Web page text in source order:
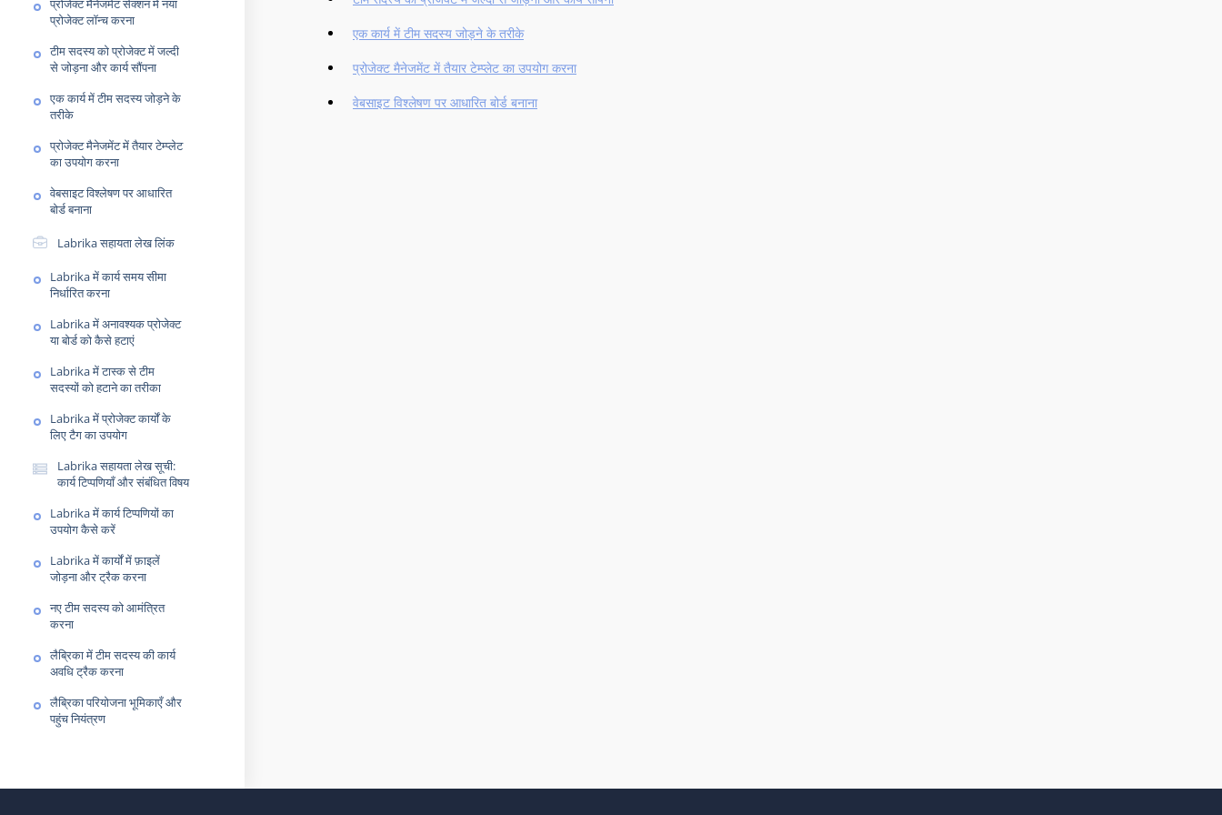
प्रोजेक्ट मैनेजमेंट सेक्शन में नया
प्रोजेक्ट लॉन्च करना
टीम सदस्य को प्रोजेक्ट में जल्दी
से जोड़ना और कार्य सौंपना
एक कार्य में टीम सदस्य जोड़ने के
तरीके
प्रोजेक्ट मैनेजमेंट में तैयार टेम्प्लेट
का उपयोग करना
वेबसाइट विश्लेषण पर आधारित
बोर्ड बनाना
Labrika सहायता लेख लिंक
Labrika में कार्य समय सीमा
निर्धारित करना
Labrika में अनावश्यक प्रोजेक्ट
या बोर्ड को कैसे हटाएं
Labrika में टास्क से टीम
सदस्यों को हटाने का तरीका
Labrika में प्रोजेक्ट कार्यों के
लिए टैग का उपयोग
Labrika सहायता लेख सूची:
कार्य टिप्पणियाँ और संबंधित विषय
Labrika में कार्य टिप्पणियों का
उपयोग कैसे करें
Labrika में कार्यों में फ़ाइलें
जोड़ना और ट्रैक करना
नए टीम सदस्य को आमंत्रित
करना
लैब्रिका में टीम सदस्य की कार्य
अवधि ट्रैक करना
लैब्रिका परियोजना भूमिकाएँ और
पहुंच नियंत्रण
एक कार्य में टीम सदस्य जोड़ने के तरीके
प्रोजेक्ट मैनेजमेंट में तैयार टेम्प्लेट का उपयोग करना
वेबसाइट विश्लेषण पर आधारित बोर्ड बनाना